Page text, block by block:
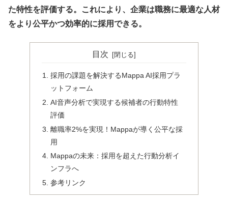
た特性を評価する。これにより、企業は職務に最適な人材
をより公平かつ効率的に採用できる。
目次
採用の課題を解決するMappa AI採用プラ
ットフォーム
AI音声分析で実現する候補者の行動特性
評価
離職率2%を実現！Mappaが導く公平な採
用
Mappaの未来：採用を超えた行動分析イ
ンフラへ
参考リンク